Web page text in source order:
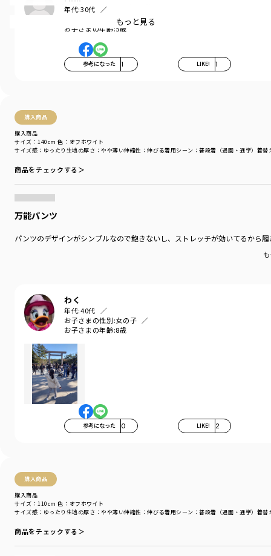
年代:30代
男の子
お子さまの年齢:5歳
参考になった 1 LIKE! 1
購入商品
購入商品
サイズ感 ：ゆったり 生地の厚さ ：やや薄い伸縮性 ：伸びる着用シーン ：普段着（通園・通学） 着替
サイズ：140cm 色：オフホワイト
商品をチェックする＞
万能パンツ
パンツのデザインがシンプルなので飽きないし、ストレッチが効いてるから
わく
年代:40代
お子さまの性別:女の子
お子さまの年齢:8歳
参考になった 0 LIKE! 2
購入商品
購入商品
サイズ感 ：ゆったり 生地の厚さ ：やや薄い伸縮性 ：伸びる着用シーン ：普段着（通園・通学） 着替
サイズ：110cm 色：オフホワイト
商品をチェックする＞
ありながら、身体に程よくフィットするデザインに♪
対象年齢のお子様、数名にご協力いただき、
なんども修正を重ねシルエットをアップデート！
きれいなシルエットでスタイル良く、
男女兼用で使って頂けます。
おしりを包みこむ形状で、しゃがんだときに
ずれにくい安心設計です。
サイズ：サイズ110
シーズン
／ アウトレット
もっと見る